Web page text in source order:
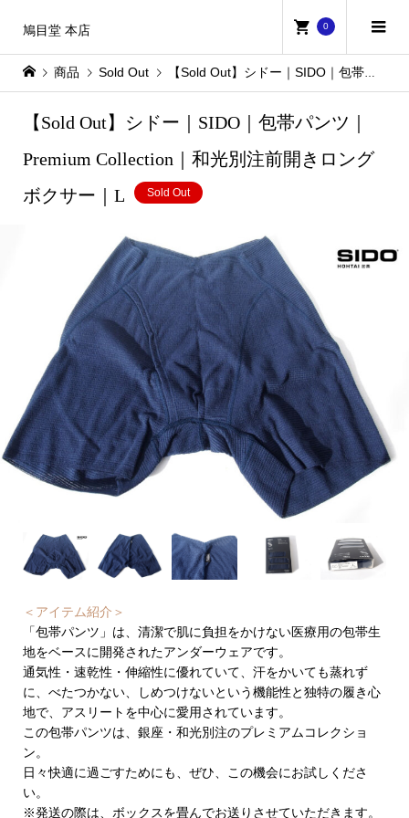
鳩目堂 本店 0
商品 Sold Out 【Sold Out】シドー｜SIDO｜包帯パンツ｜Premium Collection｜和光別注前開きロングボクサー｜L
【Sold Out】シドー｜SIDO｜包帯パンツ｜
Premium Collection｜和光別注前開きロング
ボクサー｜L
Sold Out
＜アイテム紹介＞
「包帯パンツ」は、清潔で肌に負担をかけない医療用の包帯生
地をベースに開発されたアンダーウェアです。
通気性・速乾性・伸縮性に優れていて、汗をかいても蒸れず
に、べたつかない、しめつけないという機能性と独特の履き心
地で、アスリートを中心に愛用されています。
この包帯パンツは、銀座・和光別注のプレミアムコレクショ
ン。
日々快適に過ごすためにも、ぜひ、この機会にお試しくださ
い。
※発送の際は、ボックスを畳んでお送りさせていただきます。